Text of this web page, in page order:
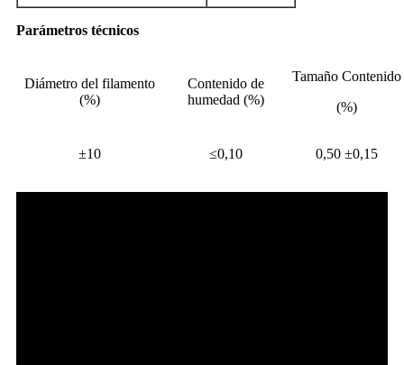
Parámetros técnicos
Diámetro del filamento
(%)
Contenido de
humedad (%)
Tamaño Contenido
(%)
±10 ≤0,10 0,50 ±0,15